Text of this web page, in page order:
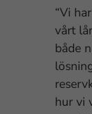
“Vi
vårt
både
hur vi